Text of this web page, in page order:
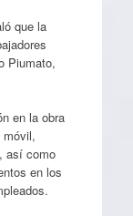
que la
Piumato,
en la obra
móvil,
así como
en los